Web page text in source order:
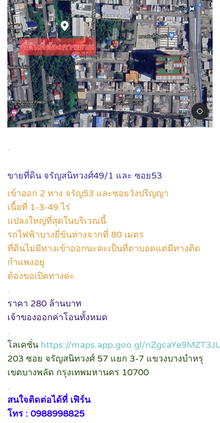
.
ขายที่ดิน จรัญสนิทวงศ์49/1 และ ซอย53
เข้าออก 2 ทาง จรัญ53 และซอยวังปริญญา
เนื้อที่ 1-3-49 ไร่
แปลงใหญ่ที่สุดในบริเวณนี้
รถไฟฟ้าบางยี่ขันห่างจากที่ 80 เมตร
ที่ดินไม่มีทางเข้าออกนะคะเป็นที่ตาบอดแต่มีทางติด
กำแพงอยู่
ต้องขอเปิดทางค่ะ
.
ราคา 280 ล้านบาท
เจ้าของออกค่าโอนทั้งหมด
.
โลเคชั่น https://maps.app.goo.gl/
203 ซอย จรัญสนิทวงศ์ 57 แยก 3-7 แขวงบางบำหรุ
เขตบางพลัด กรุงเทพมหานคร 10700
.
สนใจติดต่อได้ที่ เฟิร์น
โทร : 0988998825